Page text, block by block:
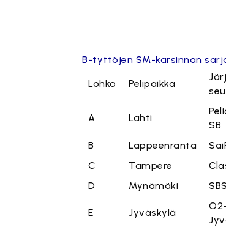
B-tyttöjen SM-karsinnan
Lohko Pelipaikka
A Lahti
SB
B Lappeenranta
C
Tampere
D
Mynämäki
E Jyväskylä
O2-